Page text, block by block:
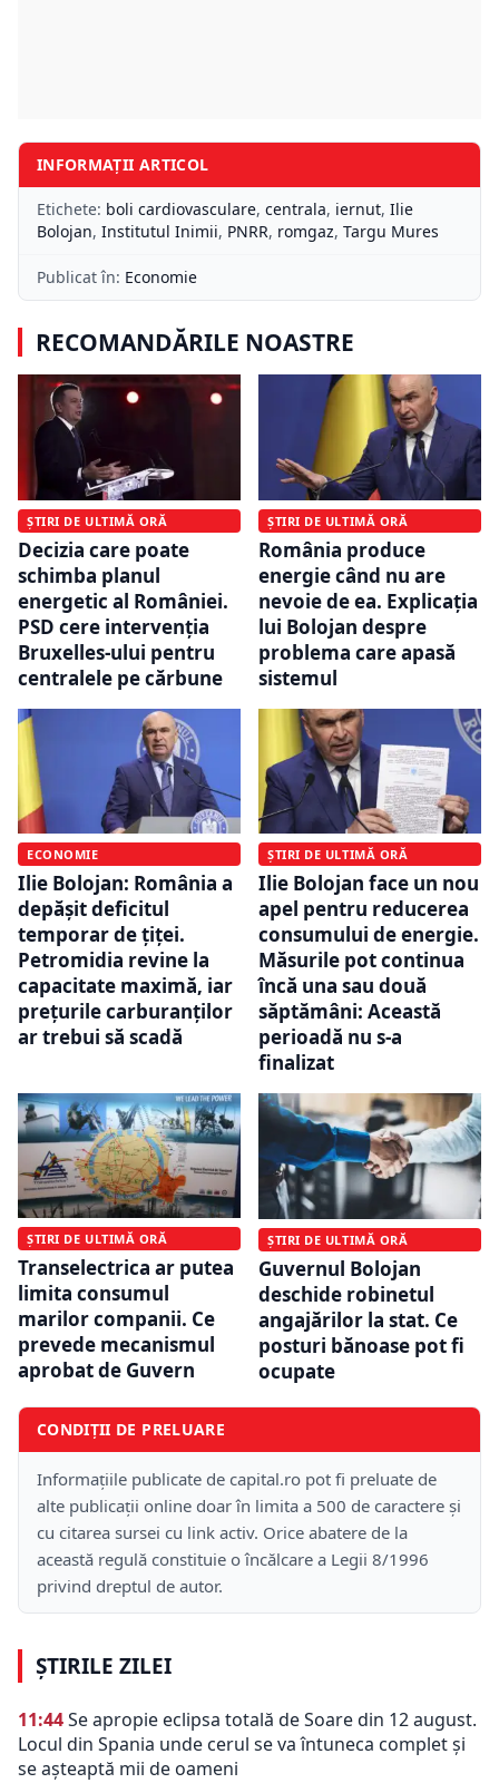
INFORMAȚII ARTICOL
Etichete: boli cardiovasculare, centrala, iernut, Ilie
Bolojan, Institutul Inimii, PNRR, romgaz, Targu Mures
Publicat în: Economie
RECOMANDĂRILE NOASTRE
ȘTIRI DE ULTIMĂ ORĂ
Decizia care poate
schimba planul
energetic al României.
PSD cere intervenția
Bruxelles-ului pentru
centralele pe cărbune
ȘTIRI DE ULTIMĂ ORĂ
România produce
energie când nu are
nevoie de ea. Explicația
lui Bolojan despre
problema care apasă
sistemul
ECONOMIE
Ilie Bolojan: România a
depășit deficitul
temporar de țiței.
Petromidia revine la
capacitate maximă, iar
prețurile carburanților
ar trebui să scadă
ȘTIRI DE ULTIMĂ ORĂ
Ilie Bolojan face un nou
apel pentru reducerea
consumului de energie.
Măsurile pot continua
încă una sau două
săptămâni: Această
perioadă nu s-a
finalizat
ȘTIRI DE ULTIMĂ ORĂ
Transelectrica ar putea
limita consumul
marilor companii. Ce
prevede mecanismul
aprobat de Guvern
ȘTIRI DE ULTIMĂ ORĂ
Guvernul Bolojan
deschide robinetul
angajărilor la stat. Ce
posturi bănoase pot fi
ocupate
CONDIȚII DE PRELUARE
Informațiile publicate de capital.ro pot fi preluate de
alte publicații online doar în limita a 500 de caractere și
cu citarea sursei cu link activ. Orice abatere de la
această regulă constituie o încălcare a Legii 8/1996
privind dreptul de autor.
ȘTIRILE ZILEI
11:44Se apropie eclipsa totală de Soare din 12 august.
Locul din Spania unde cerul se va întuneca complet și
se așteaptă mii de oameni